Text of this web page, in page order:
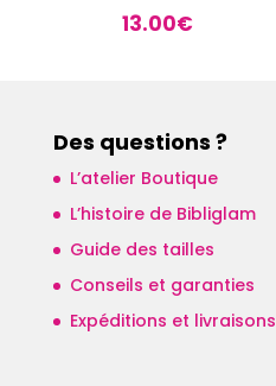
13.00€
Des questions ?
L’atelier Boutique
L’histoire de Bibliglam
Guide des tailles
Conseils et garanties
Expéditions et livraisons